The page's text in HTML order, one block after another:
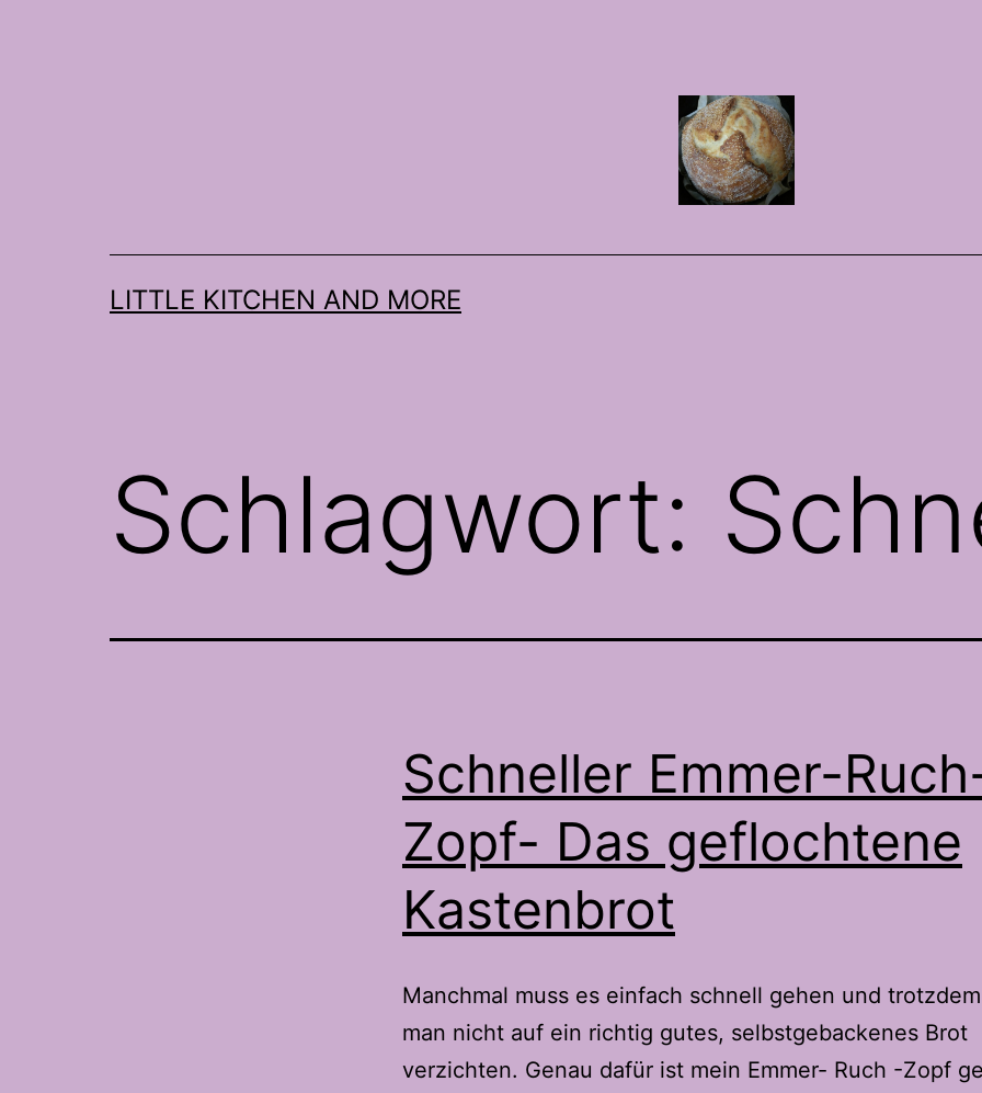
LITTLE KITCHEN AND MORE
Schlagwort:
Schneller Emmer-
Zopf- Das geflochtene
Kastenbrot
Manchmal muss es einfach schnell gehen und
man nicht auf ein richtig gutes, selbstgebackenes Brot
verzichten. Genau dafür ist mein Emmer- Ruch -Zopf